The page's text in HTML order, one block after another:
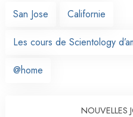
San Jose
Californie
Les cours de Scientology
@home
NOUVELLES